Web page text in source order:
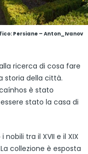
Persiane – Anton_Ivanov
ricerca di cosa fare
storia della città.
è stato
stato la casa di
tra il XVII e il XIX
collezione è esposta